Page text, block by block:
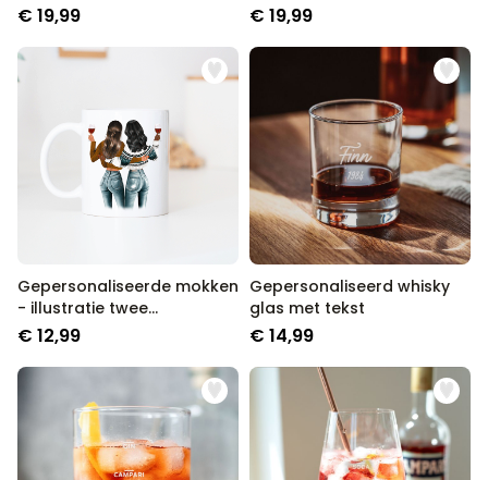
€ 19,99 € 19,99
Gepersonaliseerde mokken
- illustratie twee
vriendinnen
€ 12,99
Gepersonaliseerd whisky
glas met tekst
€ 14,99